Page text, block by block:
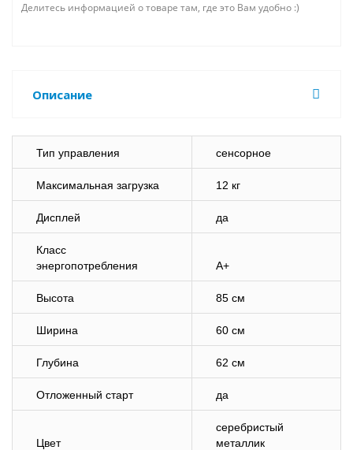
Делитесь информацией о товаре там, где это Вам удобно :)
Описание
Тип управления сенсорное
Максимальная загрузка 12 кг
Дисплей да
Класс
энергопотребления
A+
Высота 85 см
Ширина 60 см
Глубина 62 см
Отложенный старт да
Цвет
серебристый
металлик